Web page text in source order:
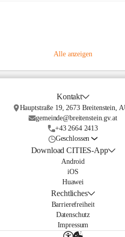
Alle anzeigen
Kontakt
Hauptstraße 19, 2673 Breitenstein,
gemeinde@breitenstein.gv.at
+43 2664 2413
Geschlossen
Download CITIES-App
Android
iOS
Huawei
Rechtliches
Barrierefreiheit
Datenschutz
Impressum